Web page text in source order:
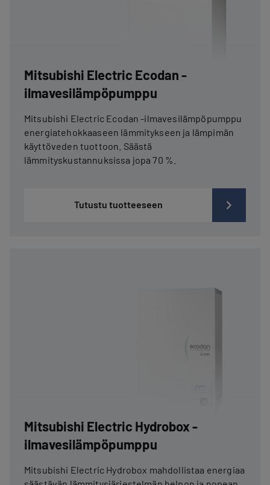
Mitsubishi Electric Ecodan -
ilmavesilämpöpumppu
Mitsubishi Electric Ecodan -ilmavesilämpöpumppu
energiatehokkaaseen lämmitykseen ja lämpimän
käyttöveden tuottoon. Säästä
lämmityskustannuksissa jopa 70 %.
Tutustu tuotteeseen
Mitsubishi Electric Hydrobox -
ilmavesilämpöpumppu
Mitsubishi Electric Hydrobox mahdollistaa energiaa